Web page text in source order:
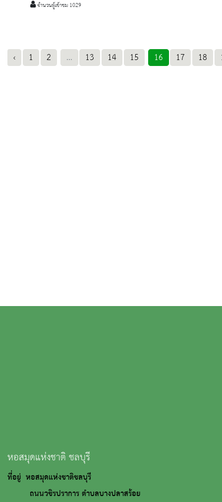
จำนวนผู้เข้าชม 1029
‹ 1 2 ... 13 14 15 16 17 18
หอสมุดแห่งชาติ ชลบุรี
ที่อยู่ หอสมุดแห่งชาติชลบุรี
ถนนวชิรปราการ ตำบลบางปลาสร้อย